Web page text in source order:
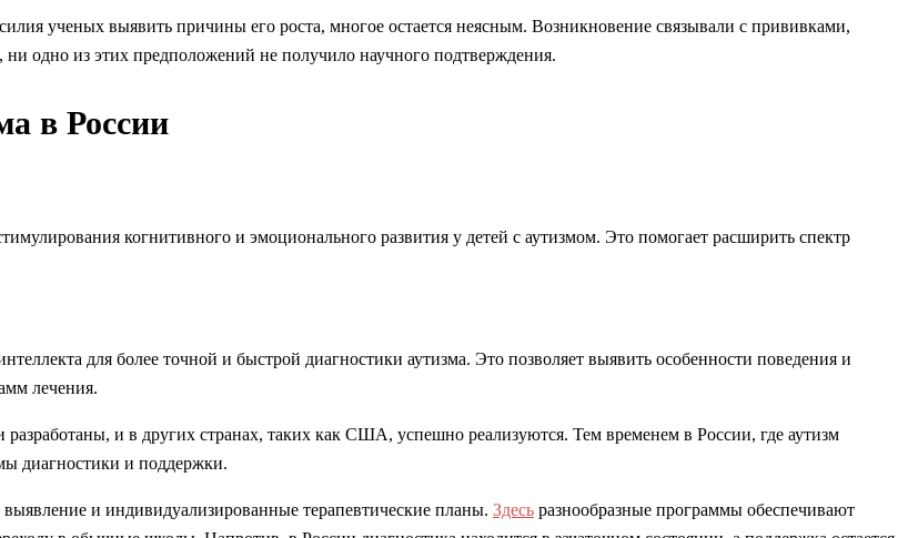
ученых выявить причины его роста, многое остается неясным. Возникновение связывали с прививками,
одно из этих предположений не получило научного подтверждения.
в России
когнитивного и эмоционального развития у детей с аутизмом. Это помогает расширить спектр
для более точной и быстрой диагностики аутизма. Это позволяет выявить особенности поведения и
лечения.
и в других странах, таких как США, успешно реализуются. Тем временем в России, где аутизм
диагностики и поддержки.
и индивидуализированные терапевтические планы. Здесь разнообразные программы обеспечивают